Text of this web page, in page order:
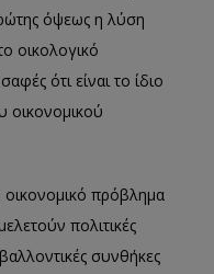
όψεως η λύση
οικολογικό
ότι είναι το ίδιο
οικονομικού
οικονομικό πρόβλημα
πολιτικές
συνθήκες